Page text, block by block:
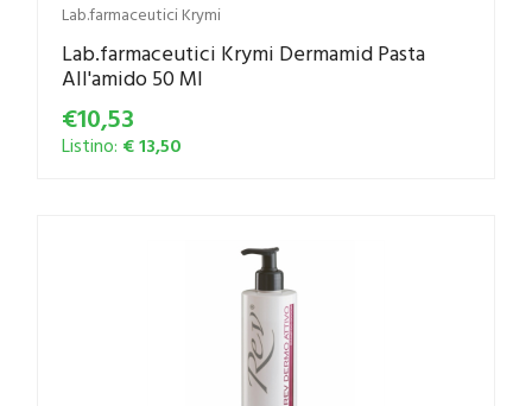
Lab.farmaceutici Krymi
Lab.farmaceutici Krymi Dermamid Pasta
All'amido 50 Ml
€10,53
Listino: € 13,50